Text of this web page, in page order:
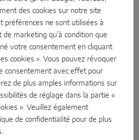
continu
des collaborateurs et
que nous poursuivons sans
nous misons sur une offre de
nos cadres : des formations
opérationnels sans responsabilité
individuels en passant par un
très diversifié pour les
et de groupes. Un ensemble de
qui aident nos cadres à mettre en
ciblé de leurs collaboratrices et
des cookies sur notre site
préférences ne sont utilisées à
de marketing qu’à condition que
votre consentement en cliquant
cookies ». Vous pouvez révoquer
consentement avec effet pour
de plus amples informations sur
de réglage dans la partie «
». Veuillez également
de confidentialité pour de plus